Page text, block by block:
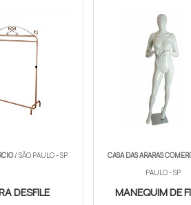
/ SÃO PAULO - SP
DESFILE
CASA DAS ARARAS
PAULO - SP
MANEQUIM DE